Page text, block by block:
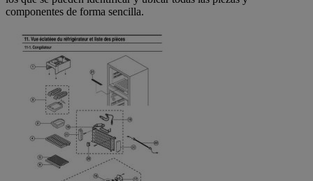
componentes de forma sencilla.